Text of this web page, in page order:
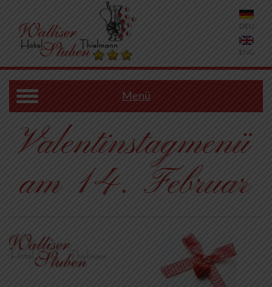
DEU
ENG
Menü
Valentinstagmenü
am 14. Februar